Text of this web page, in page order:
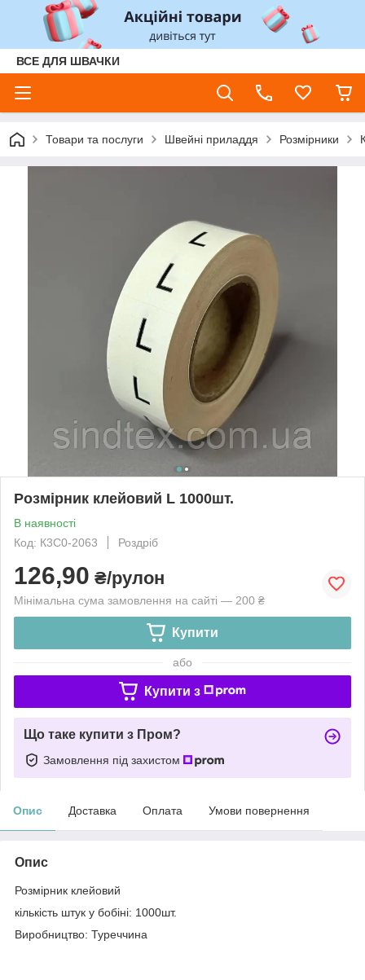
ВСЕ ДЛЯ ШВАЧКИ
Товари та послуги Швейні приладдя Розмірники
Розмірник клейовий L 1000шт.
В наявності
Код: К3С0-2063
Роздріб
126,90 ₴/рулон
Мінімальна сума замовлення на сайті — 200 ₴
Купити
або
Купити з
Що таке купити з Пром?
Замовлення під захистом
Опис Доставка Оплата Умови повернення
Опис
Розмірник клейовий
кількість штук у бобіні: 1000шт.
Виробництво: Туреччина